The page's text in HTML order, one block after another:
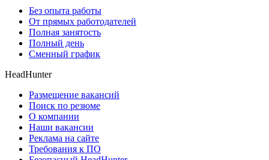
Без опыта работы
От прямых работодателей
Полная занятость
Полный день
Сменный график
HeadHunter
Размещение вакансий
Поиск по резюме
О компании
Наши вакансии
Реклама на сайте
Требования к ПО